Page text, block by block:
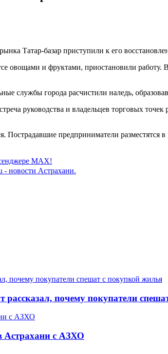
Татар-базар приступили к его
овощами и фруктами, приостановили работу.
службы города расчистили наледь,
руководства и владельцев торговых
Пострадавшие предприниматели разместятся
MAX!
- новости Астрахани.
почему покупатели
Астрахани с АЗХО